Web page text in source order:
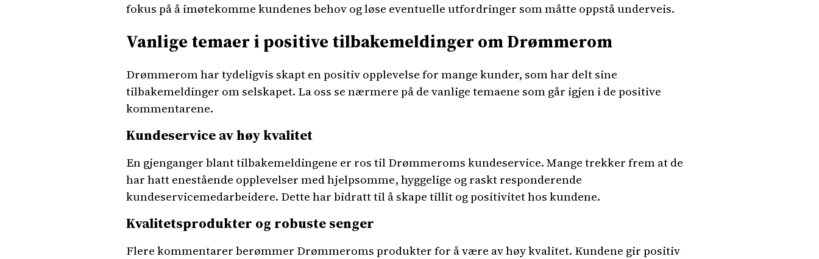
fokus på å imøtekomme kundenes behov og løse eventuelle utfordringer som måtte oppstå underveis.
Vanlige temaer i positive tilbakemeldinger om Drømmerom
Drømmerom har tydeligvis skapt en positiv opplevelse for mange kunder, som har delt sine
tilbakemeldinger om selskapet. La oss se nærmere på de vanlige temaene som går igjen i de positive
kommentarene.
Kundeservice av høy kvalitet
En gjenganger blant tilbakemeldingene er ros til Drømmeroms kundeservice. Mange trekker frem at de
har hatt enestående opplevelser med hjelpsomme, hyggelige og raskt responderende
kundeservicemedarbeidere. Dette har bidratt til å skape tillit og positivitet hos kundene.
Kvalitetsprodukter og robuste senger
Flere kommentarer berømmer Drømmeroms produkter for å være av høy kvalitet. Kundene gir positiv